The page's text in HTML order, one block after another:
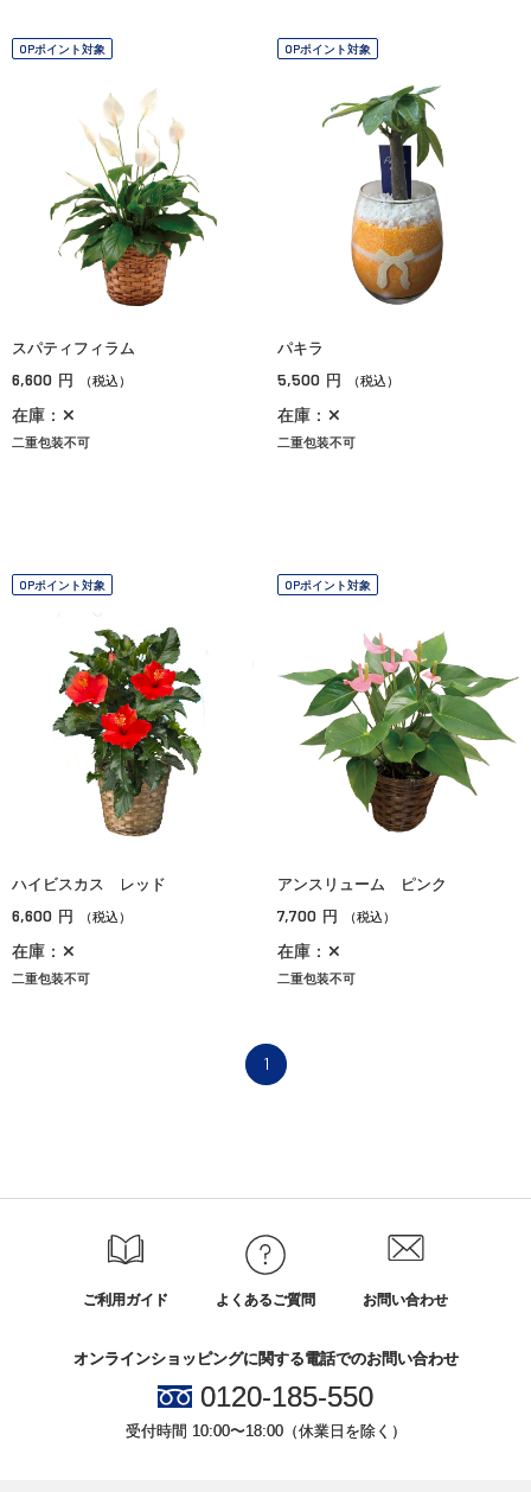
OPポイント対象
スパティフィラム
6,600 円 （税込）
在庫：✕
二重包装不可
OPポイント対象
パキラ
5,500 円 （税込）
在庫：✕
二重包装不可
OPポイント対象
ハイビスカス レッド
6,600 円 （税込）
在庫：✕
二重包装不可
OPポイント対象
アンスリューム ピンク
7,700 円 （税込）
在庫：✕
二重包装不可
1
ご利用ガイド よくあるご質問 お問い合わせ
オンラインショッピングに関する電話でのお問い合わせ
0120-185-550
受付時間 10:00〜18:00（休業日を除く）